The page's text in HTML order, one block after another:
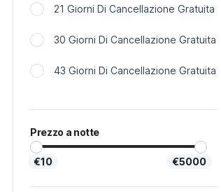
21 Giorni Di Cancellazione Gratuita
30 Giorni Di Cancellazione Gratuita
43 Giorni Di Cancellazione Gratuita
Prezzo a notte
€10 €5000